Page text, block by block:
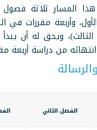
المسار ثلاثة فصول
وأربعة مقررات في
ويحق له أن
من دراسة أربعة
الفصل الثاني